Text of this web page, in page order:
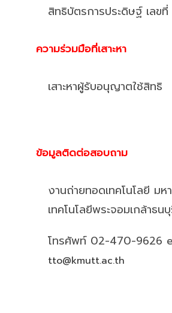
สิทธิบัตรการประดิษฐ์ เลขที่
ความร่วมมือที่เสาะหา
เสาะหาผู้รับอนุญาตใช้สิทธิ
ข้อมูลติดต่อสอบถาม
งานถ่ายทอดเทคโนโลยี มห
เทคโนโลยีพระจอมเกล้าธน
โทรศัพท์ 02-470-9626
tto@kmutt.ac.th